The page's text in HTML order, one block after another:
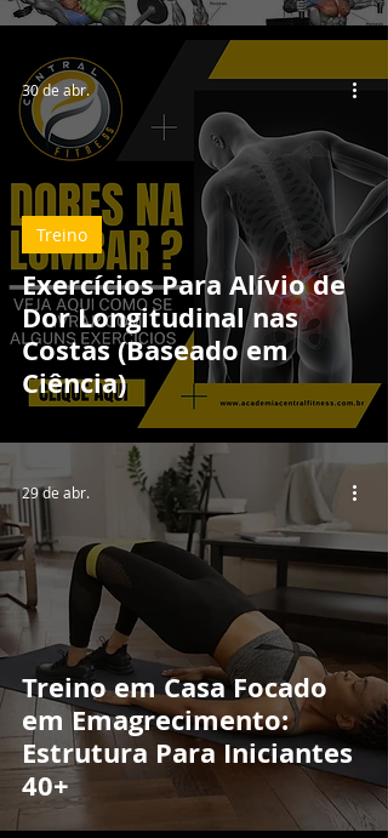
Exercícios Para Alívio de
Dor Longitudinal nas
Costas (Baseado em
Ciência)
Treino
30 de abr.
Treino em Casa Focado
em Emagrecimento:
Estrutura Para Iniciantes
40+
29 de abr.